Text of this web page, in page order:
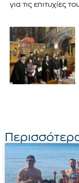
για τις επιτυχίες